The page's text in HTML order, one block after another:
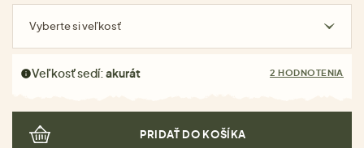
Vyberte si veľkosť
Veľkosť sedí:akurát 2 HODNOTENIA
PRIDAŤ DO KOŠÍKA